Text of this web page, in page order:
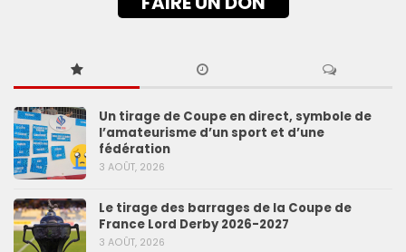
Un tirage de Coupe en direct, symbole de
l’amateurisme d’un sport et d’une
fédération
3 AOÛT, 2026
Le tirage des barrages de la Coupe de
France Lord Derby 2026-2027
3 AOÛT, 2026